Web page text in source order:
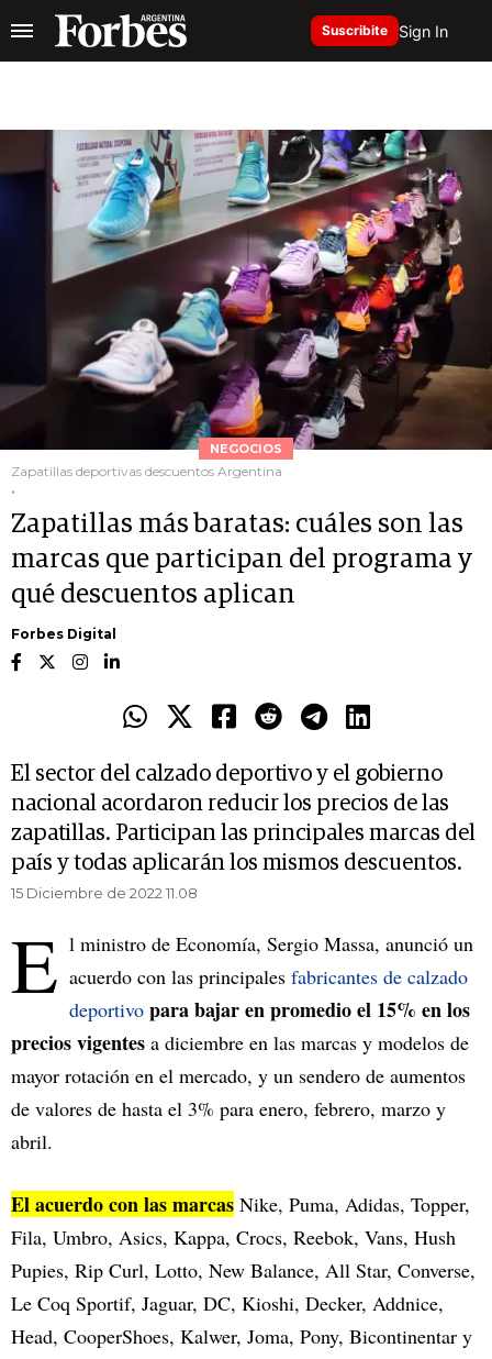
Suscribite Sign In
NEGOCIOS
Zapatillas deportivas descuentos Argentina
.
Zapatillas más baratas: cuáles son las
marcas que participan del programa y
qué descuentos aplican
Forbes Digital
El sector del calzado deportivo y el gobierno
nacional acordaron reducir los precios de las
zapatillas. Participan las principales marcas del
país y todas aplicarán los mismos descuentos.
15 Diciembre de 2022 11.08
E l ministro de Economía, Sergio Massa, anunció un
acuerdo con las principales fabricantes de calzado
deportivo para bajar en promedio el 15% en los
precios vigentes a diciembre en las marcas y modelos de
mayor rotación en el mercado, y un sendero de aumentos
de valores de hasta el 3% para enero, febrero, marzo y
abril.
El acuerdo con las marcas Nike, Puma, Adidas, Topper,
Fila, Umbro, Asics, Kappa, Crocs, Reebok, Vans, Hush
Pupies, Rip Curl, Lotto, New Balance, All Star, Converse,
Le Coq Sportif, Jaguar, DC, Kioshi, Decker, Addnice,
Head, CooperShoes, Kalwer, Joma, Pony, Bicontinentar y